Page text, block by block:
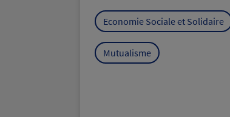
Economie Sociale et Solidaire
Mutualisme